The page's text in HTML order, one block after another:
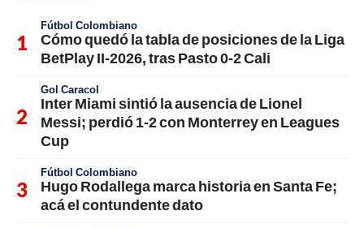
Fútbol Colombiano
Cómo quedó la tabla de posiciones de la Liga
BetPlay II-2026, tras Pasto 0-2 Cali
Gol Caracol
Inter Miami sintió la ausencia de Lionel
Messi; perdió 1-2 con Monterrey en Leagues
Cup
Fútbol Colombiano
Hugo Rodallega marca historia en Santa Fe;
acá el contundente dato